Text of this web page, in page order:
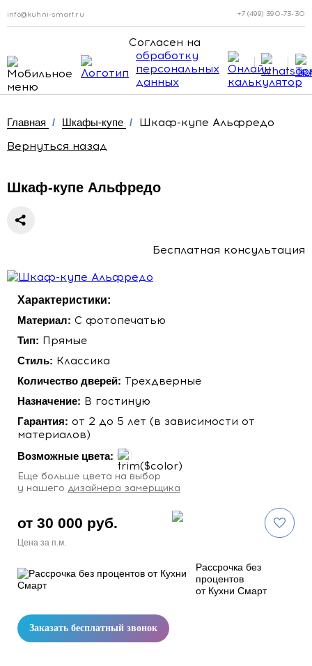
info@kuhni-smart.ru +7 (499) 390-73-30
Согласен на
обработку
персональных
данных
Главная / Шкафы-купе /
Шкаф-купе Альфредо
Вернуться назад
Шкаф-купе Альфредо
Бесплатная консультация
Характеристики:
Материал: C фотопечатью
Тип: Прямые
Стиль: Классика
Количество дверей: Трехдверные
Назначение: В гостиную
Гарантия: от 2 до 5 лет (в зависимости от
материалов)
Возможные цвета:
Eще больше цвета на выбор
у нашего дизайнера замерщика
от 30 000 руб.
Цена за п.м.
Рассрочка без
процентов
от Кухни Смарт
Заказать бесплатный звонок